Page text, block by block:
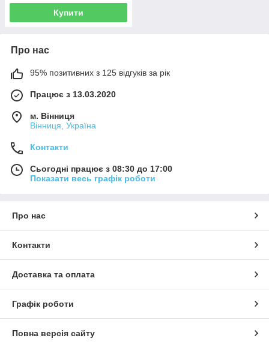
Купити
Про нас
95% позитивних з 125 відгуків за рік
Працює з 13.03.2020
м. Вінниця
Вінниця, Україна
Контакти
Сьогодні працює з 08:30 до 17:00
Показати весь графік роботи
Про нас
Контакти
Доставка та оплата
Графік роботи
Повна версія сайту